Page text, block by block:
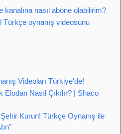
nasıl abone olabilirim?
Türkçe oynanış videosunu
Videoları Türkiye'de!
Nasıl Çıkılır? | Shaco
Kurun! Türkçe Oynanış ile